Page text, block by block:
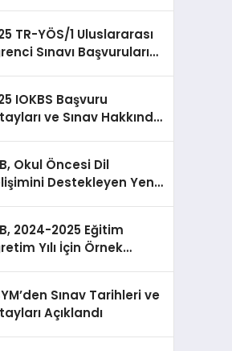
TR-YÖS/1 Uluslararası
Sınavı Başvuruları
IOKBS Başvuru
ve Sınav Hakkında
Okul Öncesi Dil
Destekleyen Yeni
2024-2025 Eğitim
Yılı İçin Örnek
Sınav Tarihleri ve
Açıklandı